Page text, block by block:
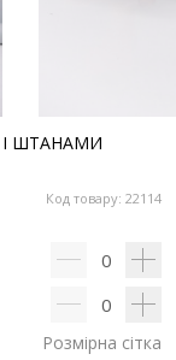
ШТАНАМИ
Код товару: 22114
0
0
Розмірна сітка